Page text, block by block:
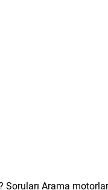
Soruları Arama